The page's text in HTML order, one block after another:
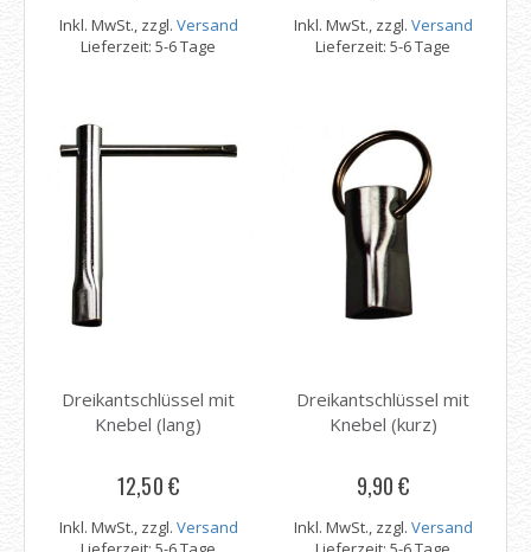
Inkl. MwSt., zzgl. Versand
Lieferzeit: 5-6 Tage
Inkl. MwSt., zzgl. Versand
Lieferzeit: 5-6 Tage
Dreikantschlüssel mit
Knebel (lang)
12,50 €
Inkl. MwSt., zzgl. Versand
Dreikantschlüssel mit
Knebel (kurz)
9,90 €
Inkl. MwSt., zzgl. Versand